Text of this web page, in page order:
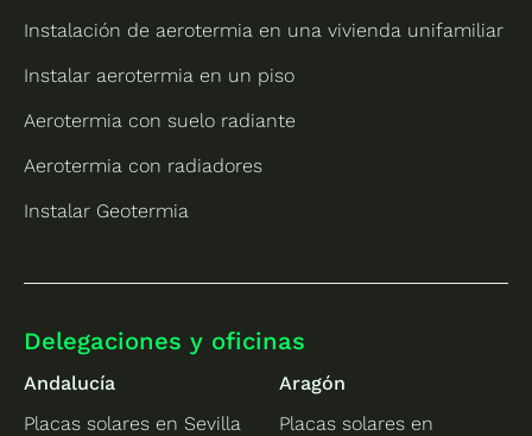
Instalación de aerotermia en una vivienda unifamiliar
Instalar aerotermia en un piso
Aerotermia con suelo radiante
Aerotermia con radiadores
Instalar Geotermia
Delegaciones y oficinas
Andalucía
Placas solares en Sevilla
Aragón
Placas solares en